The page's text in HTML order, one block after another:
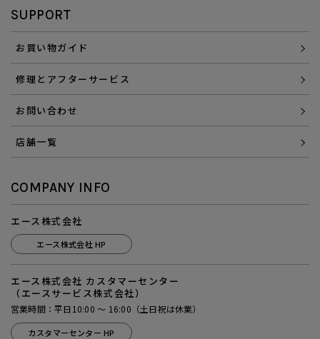
SUPPORT
お買い物ガイド
修理とアフターサービス
お問い合わせ
店舗一覧
COMPANY INFO
エース株式会社
エース株式会社 HP
エース株式会社 カスタマーセンター
（エースサービス株式会社）
営業時間：平日10:00 ～ 16:00（土日祝は休業）
カスタマーセンター HP